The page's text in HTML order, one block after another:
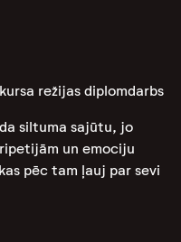
režijas diplomdarbs
siltuma sajūtu, jo
un emociju
pēc tam ļauj par sevi